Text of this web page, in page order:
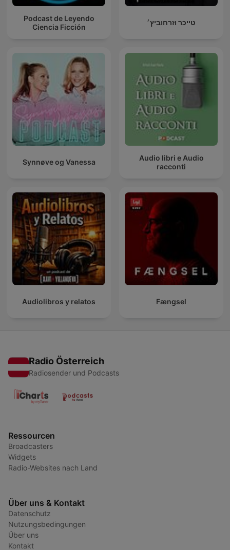
Podcast de Leyendo
Ciencia Ficción
טייכר וזרחוביץ׳
Synnøve og Vanessa
Audio libri e Audio
racconti
Audiolibros y relatos Fængsel
Radio Österreich
Radiosender und Podcasts
Ressourcen
Broadcasters
Widgets
Radio-Websites nach Land
Über uns & Kontakt
Datenschutz
Nutzungsbedingungen
Über uns
Kontakt